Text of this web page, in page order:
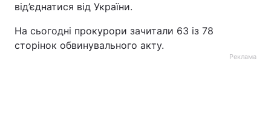
від’єднатися від України.
На сьогодні прокурори зачитали 63 із 78
сторінок обвинувального акту.
Реклама